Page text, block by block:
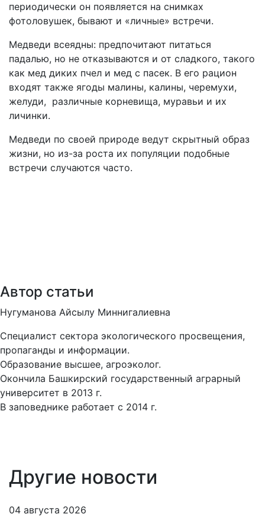
периодически он появляется на снимках
фотоловушек, бывают и «личные» встречи.
Медведи всеядны: предпочитают питаться
падалью, но не отказываются и от сладкого, такого
как мед диких пчел и мед с пасек. В его рацион
входят также ягоды малины, калины, черемухи,
желуди, различные корневища, муравьи и их
личинки.
Медведи по своей природе ведут скрытный образ
жизни, но из-за роста их популяции подобные
встречи случаются часто.
Автор статьи
Нугуманова Айсылу Миннигалиевна
Специалист сектора экологического просвещения,
пропаганды и информации.
Образование высшее, агроэколог.
Окончила Башкирский государственный аграрный
университет в 2013 г.
В заповеднике работает с 2014 г.
Другие новости
04 августа 2026